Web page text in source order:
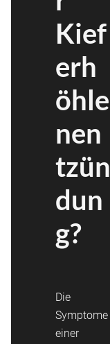
Kief
erh
öhle
nen
tzün
dun
g?
Die
Symptome
einer